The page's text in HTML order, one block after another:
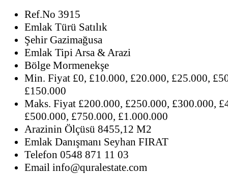
Ref.No 3915
Emlak Türü Satılık
Şehir Gazimağusa
Emlak Tipi Arsa & Arazi
Bölge Mormenekşe
Min. Fiyat £0, £10.000, £20.000, £25.000,
£150.000
Maks. Fiyat £200.000, £250.000, £300.000,
£500.000, £750.000, £1.000.000
Arazinin Ölçüsü 8455,12 M2
Emlak Danışmanı Seyhan FIRAT
Telefon 0548 871 11 03
Email info@quralestate.com